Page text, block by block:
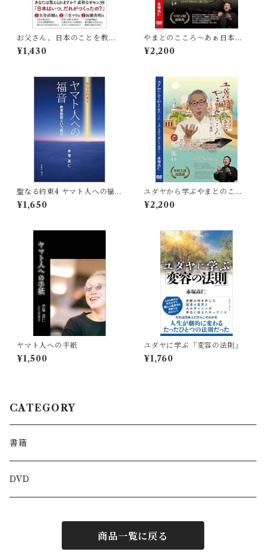
お父さん、日本のことを教え
て! ──はじめての日本国史
¥1,430
やまとのこころ〜あぁ日本人
に生まれてよかった〜
¥2,200
聖なる約束4 ヤマト人への福音
教育勅語という祈り
¥1,650
ユダヤから学ぶやまとのここ
ろ〜美しき誇り「滅亡」と
「建国」〜
¥2,200
ヤマト人への手紙
¥1,500
ユダヤに学ぶ「変容の法則」
¥1,760
CATEGORY
書籍
DVD
商品一覧に戻る